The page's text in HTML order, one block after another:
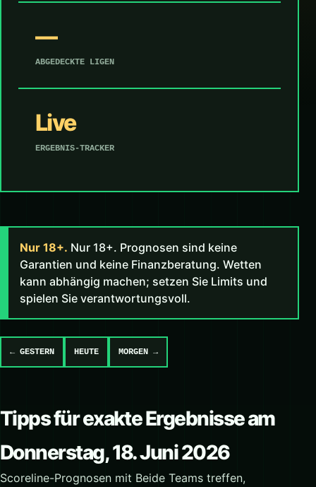
—
ABGEDECKTE LIGEN
Live
ERGEBNIS-TRACKER
Nur 18+. Nur 18+. Prognosen sind keine
Garantien und keine Finanzberatung. Wetten
kann abhängig machen; setzen Sie Limits und
spielen Sie verantwortungsvoll.
← GESTERN HEUTE MORGEN →
Tipps für exakte Ergebnisse am
Donnerstag, 18. Juni 2026
Scoreline-Prognosen mit Beide Teams treffen,